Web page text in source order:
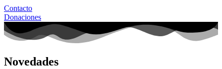
Contacto
Donaciones
Novedades